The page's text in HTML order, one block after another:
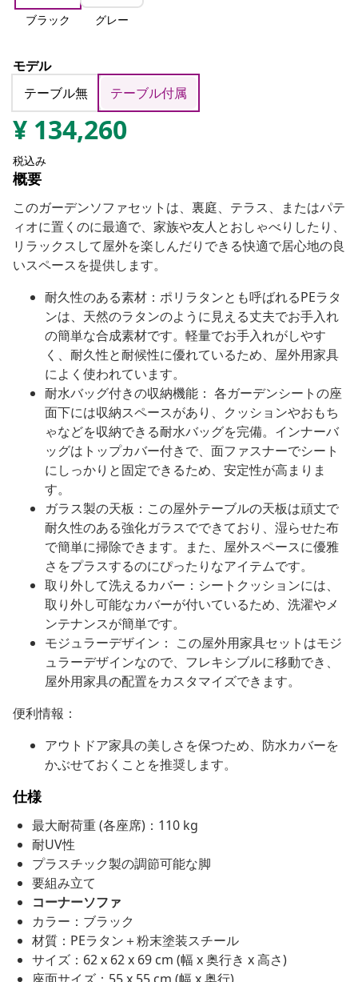
ブラック グレー
モデル
テーブル無
テーブル付属
¥ 134,260
税込み
概要
このガーデンソファセットは、裏庭、テラス、またはパテ
ィオに置くのに最適で、家族や友人とおしゃべりしたり、
リラックスして屋外を楽しんだりできる快適で居心地の良
いスペースを提供します。
耐久性のある素材：ポリラタンとも呼ばれるPEラタ
ンは、天然のラタンのように見える丈夫でお手入れ
の簡単な合成素材です。軽量でお手入れがしやす
く、耐久性と耐候性に優れているため、屋外用家具
によく使われています。
耐水バッグ付きの収納機能： 各ガーデンシートの座
面下には収納スペースがあり、クッションやおもち
ゃなどを収納できる耐水バッグを完備。インナーバ
ッグはトップカバー付きで、面ファスナーでシート
にしっかりと固定できるため、安定性が高まりま
す。
ガラス製の天板：この屋外テーブルの天板は頑丈で
耐久性のある強化ガラスでできており、湿らせた布
で簡単に掃除できます。また、屋外スペースに優雅
さをプラスするのにぴったりなアイテムです。
取り外して洗えるカバー：シートクッションには、
取り外し可能なカバーが付いているため、洗濯やメ
ンテナンスが簡単です。
モジュラーデザイン： この屋外用家具セットはモジ
ュラーデザインなので、フレキシブルに移動でき、
屋外用家具の配置をカスタマイズできます。
便利情報：
アウトドア家具の美しさを保つため、防水カバーを
かぶせておくことを推奨します。
仕様
最大耐荷重 (各座席)：110 kg
耐UV性
プラスチック製の調節可能な脚
要組み立て
コーナーソファ
カラー：ブラック
材質：PEラタン＋粉末塗装スチール
サイズ：62 x 62 x 69 cm (幅 x 奥行き x 高さ)